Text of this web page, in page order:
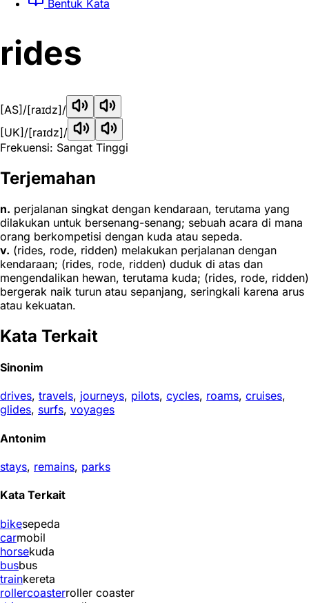
Bentuk Kata
rides
[AS] /[raɪdz]/
[UK] /[raɪdz]/
Frekuensi: Sangat Tinggi
Terjemahan
n. perjalanan singkat dengan kendaraan, terutama yang
dilakukan untuk bersenang-senang; sebuah acara di mana
orang berkompetisi dengan kuda atau sepeda.
v. (rides, rode, ridden) melakukan perjalanan dengan
kendaraan; (rides, rode, ridden) duduk di atas dan
mengendalikan hewan, terutama kuda; (rides, rode, ridden)
bergerak naik turun atau sepanjang, seringkali karena arus
atau kekuatan.
Kata Terkait
Sinonim
drives, travels, journeys, pilots, cycles, roams, cruises,
glides, surfs, voyages
Antonim
stays, remains, parks
Kata Terkait
bikesepeda
carmobil
horsekuda
busbus
trainkereta
rollercoasterroller coaster